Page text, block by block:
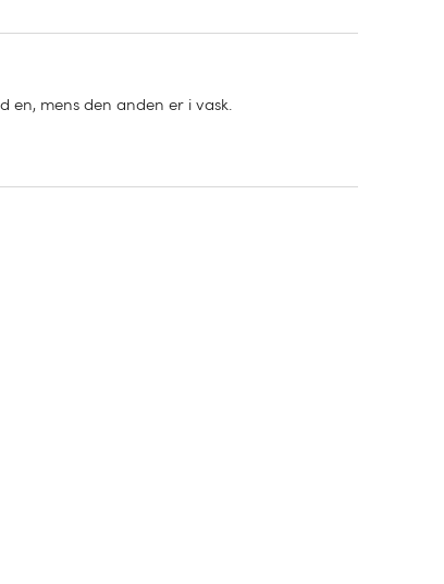
en, mens den anden er i vask.